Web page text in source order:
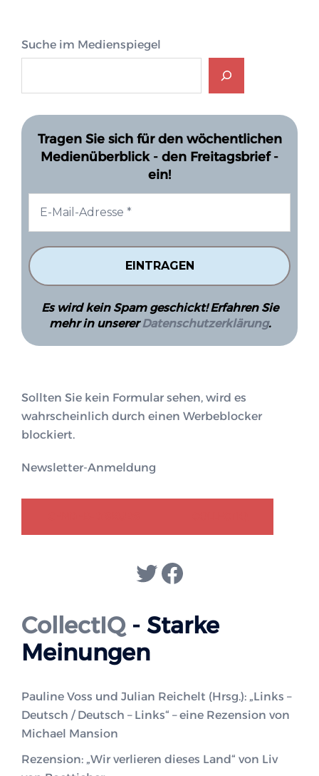
Suche im Medienspiegel
Tragen Sie sich für den wöchentlichen
Medienüberblick - den Freitagsbrief -
ein!
Es wird kein Spam geschickt! Erfahren Sie
mehr in unsererDatenschutzerklärung.
Sollten Sie kein Formular sehen, wird es
wahrscheinlich durch einen Werbeblocker
blockiert.
Newsletter-Anmeldung
Twitter
Facebook
CollectIQ- Starke
Meinungen
Pauline Voss und Julian Reichelt (Hrsg.): „Links –
Deutsch / Deutsch – Links“ – eine Rezension von
Michael Mansion
Rezension: „Wir verlieren dieses Land“ von Liv